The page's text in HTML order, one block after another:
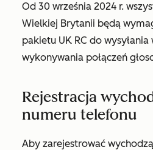
Od 30 września 2024 r.
Wielkiej Brytanii będą
pakietu UK RC do
wykonywania połączeń
Rejestracja
numeru telefonu
Aby zarejestrować